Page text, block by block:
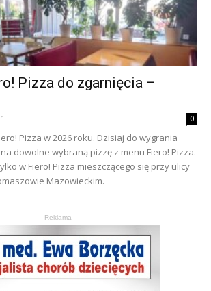
Pizza do zgarnięcia –
0
Pizza w 2026 roku. Dzisiaj do wygrania
dowolne wybraną pizzę z menu Fiero! Pizza.
w Fiero! Pizza mieszczącego się przy ulicy
Mazowieckim.
- Reklama -